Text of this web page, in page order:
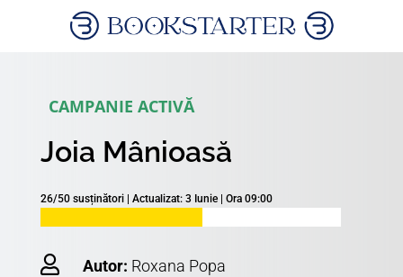
CAMPANIE ACTIVĂ
Joia Mânioasă
26/50 susținători | Actualizat: 3 Iunie | Ora 09:00
 Autor: Roxana Popa